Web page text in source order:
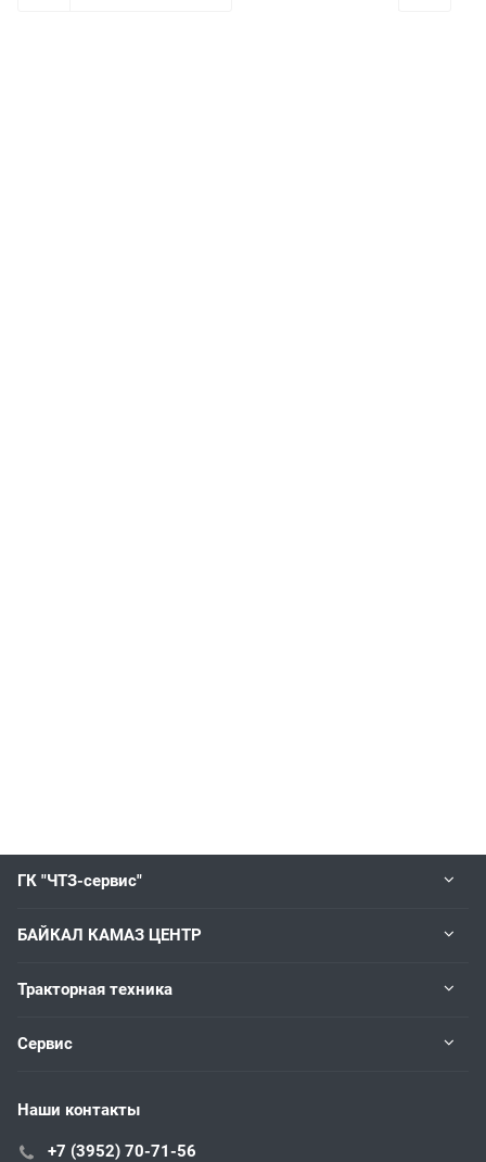
ГК "ЧТЗ-сервис"
БАЙКАЛ КАМАЗ ЦЕНТР
Тракторная техника
Сервис
Наши контакты
+7 (3952) 70-71-56